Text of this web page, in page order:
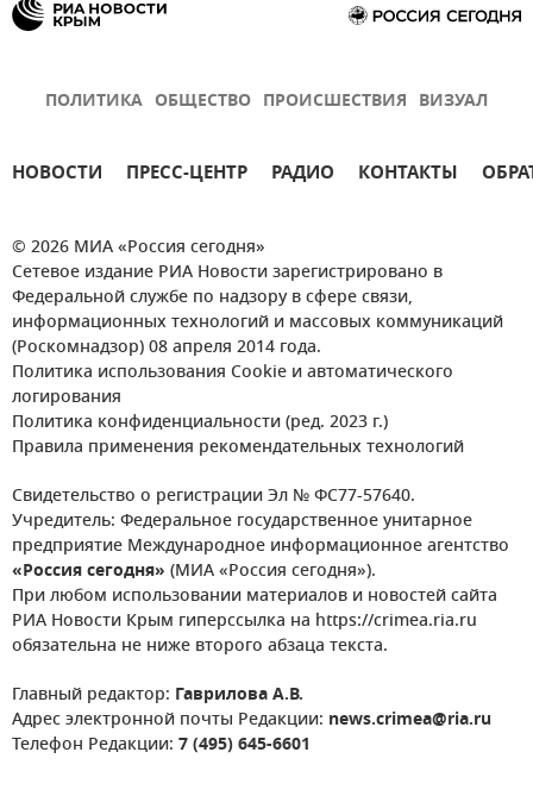
ПОЛИТИКА ОБЩЕСТВО ПРОИСШЕСТВИЯ ВИЗУАЛ
НОВОСТИ ПРЕСС-ЦЕНТР РАДИО КОНТАКТЫ
© 2026 МИА «Россия сегодня»
Сетевое издание РИА Новости зарегистрировано в
Федеральной службе по надзору в сфере связи,
информационных технологий и массовых коммуникаций
(Роскомнадзор) 08 апреля 2014 года.
Политика использования Cookie и автоматического
логирования
Политика конфиденциальности (ред. 2023 г.)
Правила применения рекомендательных технологий
Свидетельство о регистрации Эл № ФС77-57640.
Учредитель: Федеральное государственное унитарное
предприятие Международное информационное агентство
«Россия сегодня» (МИА «Россия сегодня»).
При любом использовании материалов и новостей сайта
РИА Новости Крым гиперссылка на https://crimea.ria.ru
обязательна не ниже второго абзаца текста.
Главный редактор: Гаврилова А.В.
Адрес электронной почты Редакции: news.crimea@ria.ru
Телефон Редакции: 7 (495) 645-6601